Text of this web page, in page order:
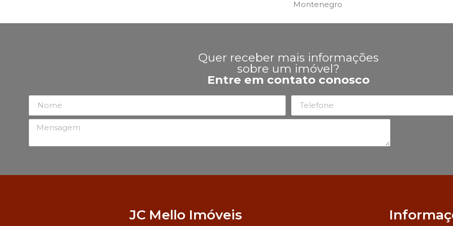
Montenegro
Quer receber mais informações
sobre um imóvel?
Entre em contato conosco
JC Mello Imóveis